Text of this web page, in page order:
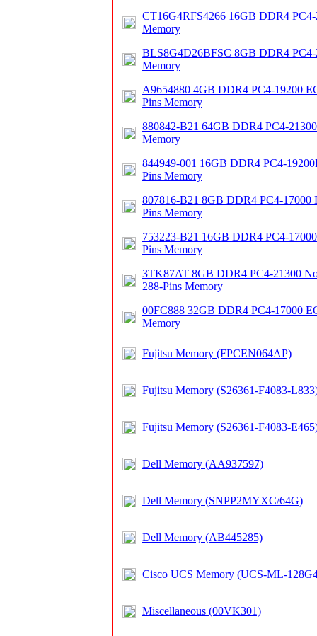
CT16G4RFS4266 16GB DDR4
Memory
BLS8G4D26BFSC 8GB DDR4
Memory
A9654880 4GB DDR4 PC4-19200
Pins Memory
880842-B21 64GB DDR4 PC4-
Memory
844949-001 16GB DDR4 PC4-
Pins Memory
807816-B21 8GB DDR4 PC4-17000
Pins Memory
753223-B21 16GB DDR4 PC4-
Pins Memory
3TK87AT 8GB DDR4 PC4-21300
288-Pins Memory
00FC888 32GB DDR4 PC4-17000
Memory
Fujitsu Memory (FPCEN064AP)
Fujitsu Memory (S26361-F4083-
Fujitsu Memory (S26361-F4083-
Dell Memory (AA937597)
Dell Memory (SNPP2MYXC/64G)
Dell Memory (AB445285)
Cisco UCS Memory (UCS-ML-
Miscellaneous (00VK301)